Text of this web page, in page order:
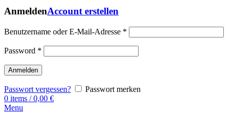
AnmeldenAccount erstellen
Benutzername oder E-Mail-Adresse *
Password *
Anmelden
Passwort vergessen?
Passwort merken
0 items / 0,00 €
Menu